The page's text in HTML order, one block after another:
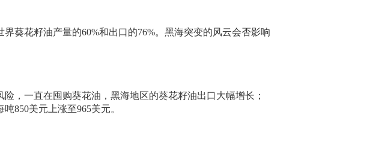
葵花籽油产量的60%和出口的76%。黑海突变的风云会否影响
，一直在囤购葵花油，黑海地区的葵花籽油出口大幅增长；
850美元上涨至965美元。